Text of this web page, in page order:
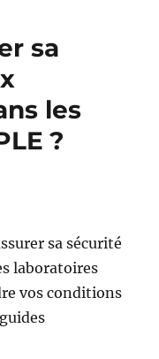
sa
les
?
sa sécurité
laboratoires
vos conditions